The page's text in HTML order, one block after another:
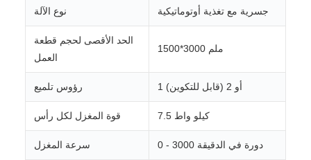
نوع الآلة جسرية مع تغذية أوتوماتيكية
الحد الأقصى لحجم قطعة
العمل
1500*3000 ملم
رؤوس تلميع 1 أو 2 (قابل للتكوين)
قوة المغزل لكل رأس 7.5 كيلو واط
سرعة المغزل 0 - 3000 دورة في الدقيقة